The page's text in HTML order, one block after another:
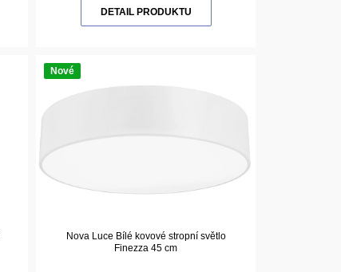
DETAIL PRODUKTU
Nové
Nova Luce Bílé kovové stropní světlo
Finezza 45 cm